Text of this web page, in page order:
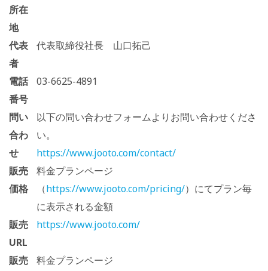
所在
地
代表
者
代表取締役社長 山口拓己
電話
番号
03-6625-4891
問い
合わ
せ
以下の問い合わせフォームよりお問い合わせくださ
い。
https://www.jooto.com/contact/
販売
価格
料金プランページ
（https://www.jooto.com/pricing/）にてプラン毎
に表示される金額
販売
URL
https://www.jooto.com/
販売
料金プランページ